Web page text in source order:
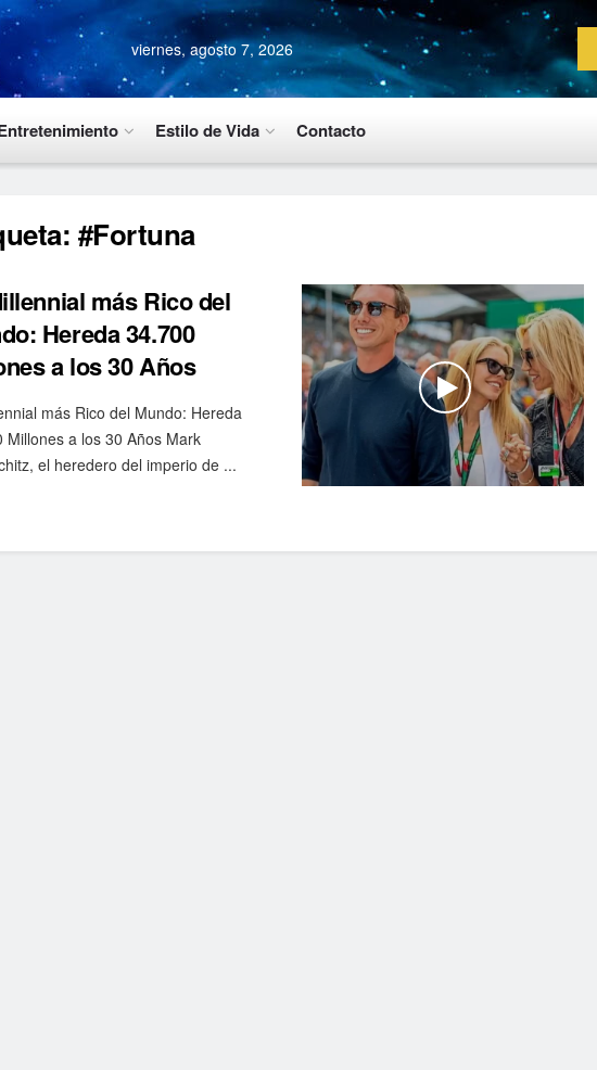
viernes, agosto 7, 2026
Estilo de Vida Contacto
#Fortuna
más Rico del
Hereda 34.700
a los 30 Años
más Rico del Mundo: Hereda
Millones a los 30 Años Mark
el heredero del imperio de ...